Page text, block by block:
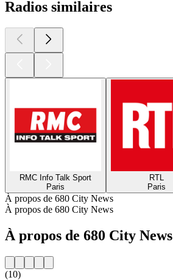
Radios similaires
RMC Info Talk Sport
Paris
RTL
Paris
À propos de 680 City News
À propos de 680 City News
À propos de 680 City News
(10)